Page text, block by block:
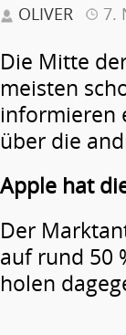
OLIVER 7.
Die Mitte
meisten
informieren
über die
Apple hat
Der
auf rund 50
holen